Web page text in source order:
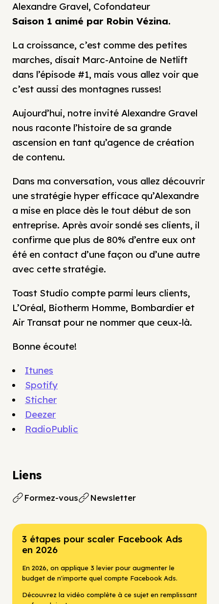
Alexandre Gravel, Cofondateur
Saison 1 animé par Robin Vézina.
La croissance, c’est comme des petites
marches, disait Marc-Antoine de Netlift
dans l’épisode #1, mais vous allez voir que
c’est aussi des montagnes russes!
Aujourd’hui, notre invité Alexandre Gravel
nous raconte l’histoire de sa grande
ascension en tant qu’agence de création
de contenu.
Dans ma conversation, vous allez découvrir
une stratégie hyper efficace qu’Alexandre
a mise en place dès le tout début de son
entreprise. Après avoir sondé ses clients, il
confirme que plus de 80% d’entre eux ont
été en contact d’une façon ou d’une autre
avec cette stratégie.
Toast Studio compte parmi leurs clients,
L’Oréal, Biotherm Homme, Bombardier et
Air Transat pour ne nommer que ceux-là.
Bonne écoute!
Itunes
Spotify
Sticher
Deezer
RadioPublic
Liens
Formez-vous Newsletter
3 étapes pour scaler Facebook Ads
en 2026
En 2026, on applique 3 levier pour augmenter le
budget de n'importe quel compte Facebook Ads.
Découvrez la vidéo complète à ce sujet en remplissant